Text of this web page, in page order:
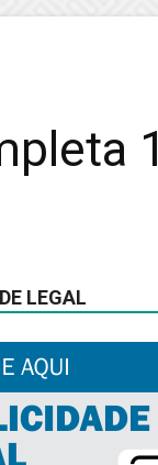
1
LEGAL